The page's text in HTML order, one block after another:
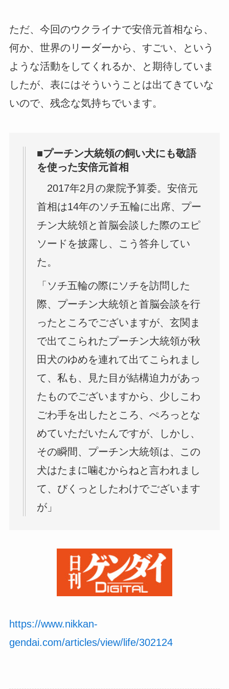
ただ、今回のウクライナで安倍元首相なら、
何か、世界のリーダーから、すごい、という
ような活動をしてくれるか、と期待していま
したが、表にはそういうことは出てきていな
いので、残念な気持ちでいます。
■プーチン大統領の飼い犬にも敬語
を使った安倍元首相
2017年2月の衆院予算委。安倍元
首相は14年のソチ五輪に出席、プー
チン大統領と首脳会談した際のエピ
ソードを披露し、こう答弁してい
た。
「ソチ五輪の際にソチを訪問した
際、プーチン大統領と首脳会談を行
ったところでございますが、玄関ま
で出てこられたプーチン大統領が秋
田犬のゆめを連れて出てこられまし
て、私も、見た目が結構迫力があっ
たものでございますから、少しこわ
ごわ手を出したところ、ぺろっとな
めていただいたんですが、しかし、
その瞬間、プーチン大統領は、この
犬はたまに噛むからねと言われまし
て、びくっとしたわけでございます
が」
https://www.nikkan-
gendai.com/articles/view/life/302124